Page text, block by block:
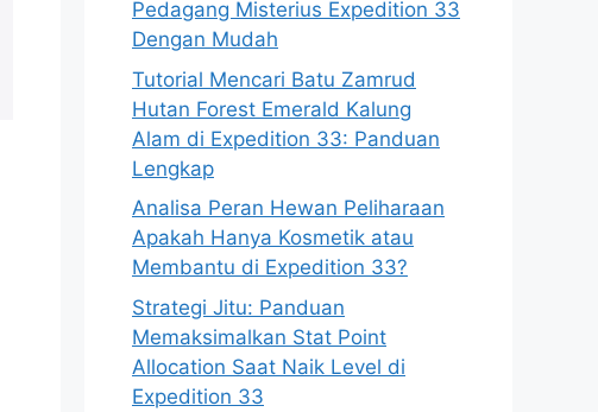
Pedagang Misterius Expedition 33
Dengan Mudah
Tutorial Mencari Batu Zamrud
Hutan Forest Emerald Kalung
Alam di Expedition 33: Panduan
Lengkap
Analisa Peran Hewan Peliharaan
Apakah Hanya Kosmetik atau
Membantu di Expedition 33?
Strategi Jitu: Panduan
Memaksimalkan Stat Point
Allocation Saat Naik Level di
Expedition 33